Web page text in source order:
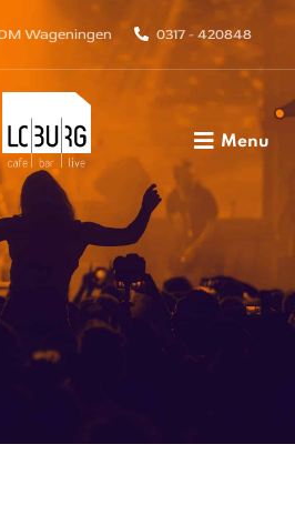
Wageningen 0317 - 420848
Menu